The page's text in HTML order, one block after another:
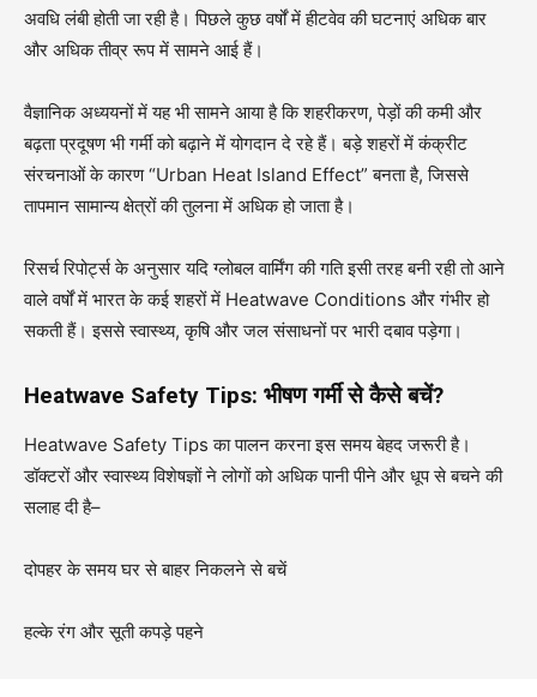
अवधि लंबी होती जा रही है। पिछले कुछ वर्षों में हीटवेव की घटनाएं अधिक बार
और अधिक तीव्र रूप में सामने आई हैं।
वैज्ञानिक अध्ययनों में यह भी सामने आया है कि शहरीकरण, पेड़ों की कमी और
बढ़ता प्रदूषण भी गर्मी को बढ़ाने में योगदान दे रहे हैं। बड़े शहरों में कंक्रीट
संरचनाओं के कारण “Urban Heat Island Effect” बनता है, जिससे
तापमान सामान्य क्षेत्रों की तुलना में अधिक हो जाता है।
रिसर्च रिपोर्ट्स के अनुसार यदि ग्लोबल वार्मिंग की गति इसी तरह बनी रही तो आने
वाले वर्षों में भारत के कई शहरों में Heatwave Conditions और गंभीर हो
सकती हैं। इससे स्वास्थ्य, कृषि और जल संसाधनों पर भारी दबाव पड़ेगा।
Heatwave Safety Tips: भीषण गर्मी से कैसे बचें?
Heatwave Safety Tips का पालन करना इस समय बेहद जरूरी है।
डॉक्टरों और स्वास्थ्य विशेषज्ञों ने लोगों को अधिक पानी पीने और धूप से बचने की
सलाह दी है–
दोपहर के समय घर से बाहर निकलने से बचें
हल्के रंग और सूती कपड़े पहने